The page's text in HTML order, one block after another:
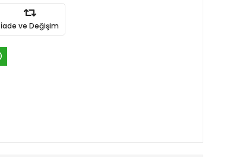
İade ve Değişim